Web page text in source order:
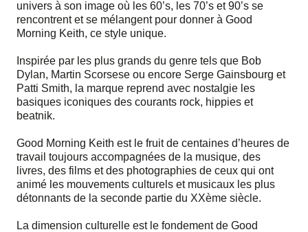
univers à son image où les 60’s, les 70’s et 90’s se
rencontrent et se mélangent pour donner à Good
Morning Keith, ce style unique.
Inspirée par les plus grands du genre tels que Bob
Dylan, Martin Scorsese ou encore Serge Gainsbourg et
Patti Smith, la marque reprend avec nostalgie les
basiques iconiques des courants rock, hippies et
beatnik.
Good Morning Keith est le fruit de centaines d’heures de
travail toujours accompagnées de la musique, des
livres, des films et des photographies de ceux qui ont
animé les mouvements culturels et musicaux les plus
détonnants de la seconde partie du XXème siècle.
La dimension culturelle est le fondement de Good